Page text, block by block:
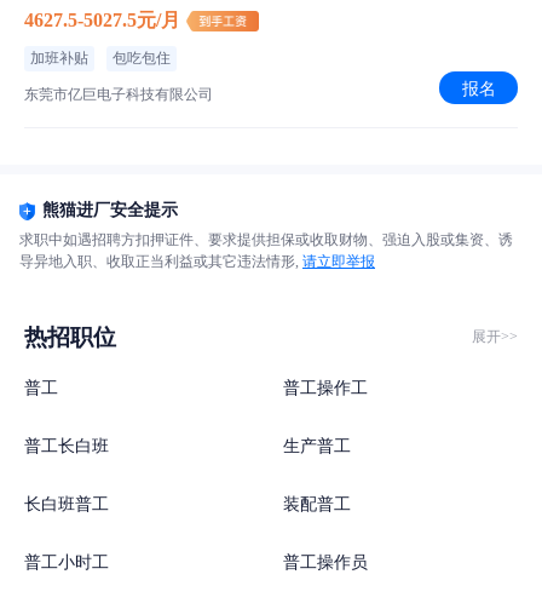
4627.5-5027.5元/月
加班补贴 包吃包住
东莞市亿巨电子科技有限公司 报名
熊猫进厂安全提示
求职中如遇招聘方扣押证件、要求提供担保或收取财物、强迫入股或集资、诱
导异地入职、收取正当利益或其它违法情形, 请立即举报
热招职位 展开>>
普工 普工操作工
普工长白班 生产普工
长白班普工 装配普工
普工小时工 普工操作员